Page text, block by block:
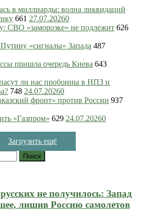
в миллиарды: волна ликвидаций
661 27.07.20260
СВО «заморозке» не подлежит 626
«сигналы» Запада 487
пришла очередь Киева 643
ли нас пробоины в НПЗ и
748 24.07.20260
фронт» против России 937
«Газпром» 629 24.07.20260
Загрузить ещё
не получилось: Запад
лишив Россию самолетов